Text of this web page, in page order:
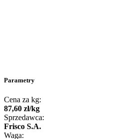
Parametry
Cena za kg:
87,60 zł/kg
Sprzedawca:
Frisco S.A.
Waga: